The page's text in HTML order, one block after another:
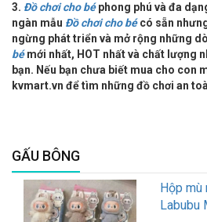
3. Đồ chơi cho béphong phú và đa
ngàn mẫu Đồ chơi cho bécó sẵn
ngừng phát triển và mở rộng những
bémới nhất, HOT nhất và chất lượng
bạn. Nếu bạn chưa biết mua cho con
kvmart.vn để tìm những đồ chơi an
GẤU BÔNG
Hộp
Labubu